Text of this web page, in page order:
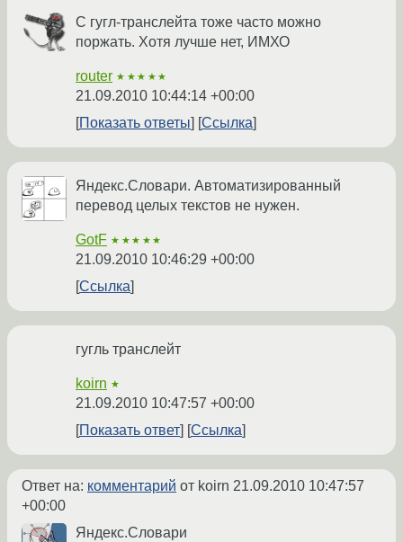
С гугл-транслейта тоже часто можно
поржать. Хотя лучше нет, ИМХО
router ★★★★★
21.09.2010 10:44:14 +00:00
Показать ответы
Ссылка
Яндекс.Словари. Автоматизированный
перевод целых текстов не нужен.
GotF ★★★★★
21.09.2010 10:46:29 +00:00
Ссылка
гугль транслейт
koirn ★
21.09.2010 10:47:57 +00:00
Показать ответ
Ссылка
Ответ на: комментарий от koirn 21.09.2010 10:47:57
+00:00
Яндекс.Словари